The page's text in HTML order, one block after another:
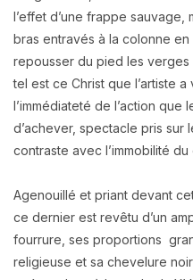
l’effet d’une frappe
bras entravés à la colonne
repousser du pied les
tel est ce Christ que l’artiste
l’immédiateté de l’action que
d’achever, spectacle pris sur
contraste avec l’immobilité
Agenouillé et priant devant
ce dernier est revêtu d’un
fourrure, ses proportions
religieuse et sa chevelure